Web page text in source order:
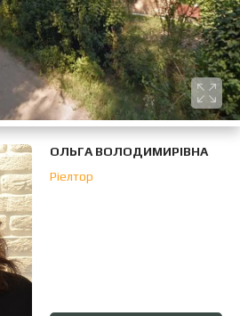
ОЛЬГА ВОЛОДИМИРІВНА
Ріелтор